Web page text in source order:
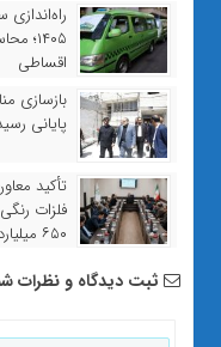
اقساطی
بازسازی
پایانی
تأکید
فلزات
۶۵۰ میلیارد تومانی برای سال ۱۴۰۵
ثبت دیدگاه و نظرات